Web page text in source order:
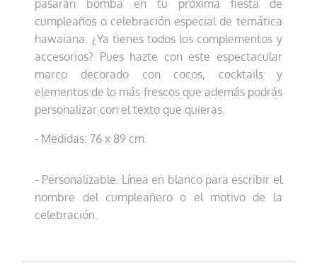
pasarán bomba en tu próxima fiesta de
cumpleaños o celebración especial de temática
hawaiana. ¿Ya tienes todos los complementos y
accesorios? Pues hazte con este espectacular
marco decorado con cocos, cocktails y
elementos de lo más frescos que además podrás
personalizar con el texto que quieras.
- Medidas: 76 x 89 cm.
- Personalizable. Línea en blanco para escribir el
nombre del cumpleañero o el motivo de la
celebración.